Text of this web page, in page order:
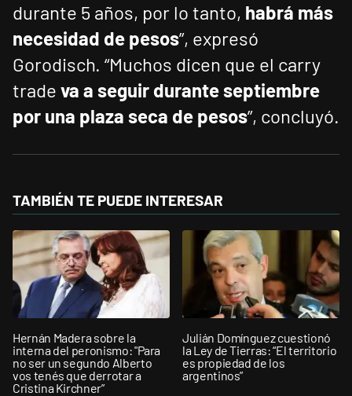
durante 5 años, por lo tanto, habrá más
necesidad de pesos”, expresó
Gorodisch. “Muchos dicen que el carry
trade va a seguir durante septiembre
por una plaza seca de pesos”, concluyó.
TAMBIÉN TE PUEDE INTERESAR
Hernán Madera sobre la
interna del peronismo: "Para
no ser un segundo Alberto
vos tenés que derrotar a
Cristina Kirchner”
Julián Domínguez cuestionó
la Ley de Tierras: “El territorio
es propiedad de los
argentinos”